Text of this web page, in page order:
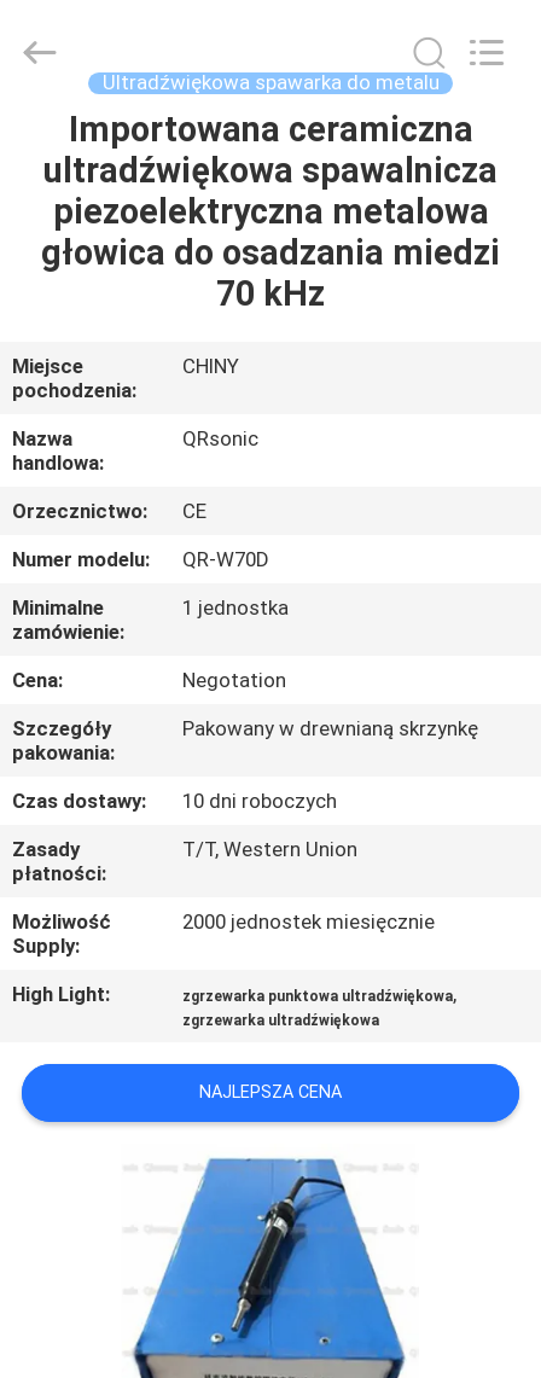
DOM
PRODUKTY
WYCIECZKA
PO
FABRYCE
KONTROLA
JAKOŚCI
SKONTAKTUJ
SIĘ
Z
NAMI
NOWOŚCI
SPRAWY
O
WYCENĘ
PRYWATNOŚCI
Equipment
Co.,Ltd.
Ultradźwiękowa spawarka do metalu
Importowana ceramiczna
ultradźwiękowa spawalnicza
piezoelektryczna metalowa
głowica do osadzania miedzi
70 kHz
Miejsce
pochodzenia:
CHINY
Nazwa
handlowa:
QRsonic
Orzecznictwo:
CE
Numer modelu:
QR-W70D
Minimalne
zamówienie:
1 jednostka
Cena:
Negotation
Szczegóły
pakowania:
Pakowany w drewnianą skrzynkę
Czas dostawy:
10 dni roboczych
Zasady
płatności:
T/T, Western Union
Możliwość
Supply:
2000 jednostek miesięcznie
High Light: zgrzewarka punktowa ultradźwiękowa,
zgrzewarka ultradźwiękowa
NAJLEPSZA CENA